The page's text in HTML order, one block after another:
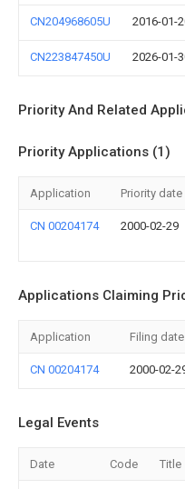
CN204968605U 2016-01-
CN223847450U 2026-01-
Priority And Related
Priority Applications (1)
Application Priority date
CN 00204174 2000-02-29
Applications Claiming
Application Filing date
CN 00204174 2000-02-
Legal Events
Date Code Title